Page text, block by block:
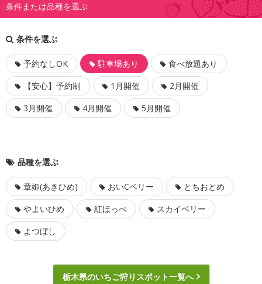
条件または品種を選ぶ
条件を選ぶ
予約なしOK 駐車場あり
食べ放題あり
【安心】予約制
1月開催
2月開催
3月開催
4月開催 5月開催
品種を選ぶ
章姫(あきひめ) おいCベリー
とちおとめ
やよいひめ
紅ほっぺ
スカイベリー
よつぼし
栃木県のいちご狩りスポット一覧へ